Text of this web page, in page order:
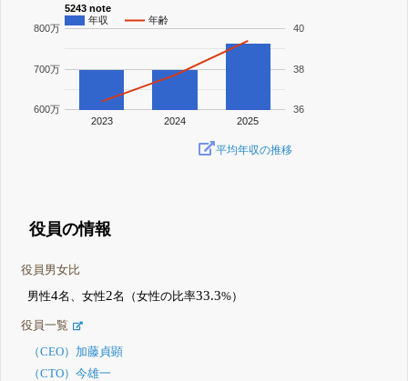
5243 note
年収
年齢
2023 2024 2025
600万
700万
800万
36
38
40
平均年収の推移
役員の情報
役員男女比
男性4名、女性2名（女性の比率33.3%）
役員一覧
（CEO）加藤貞顕
（CTO）今雄一